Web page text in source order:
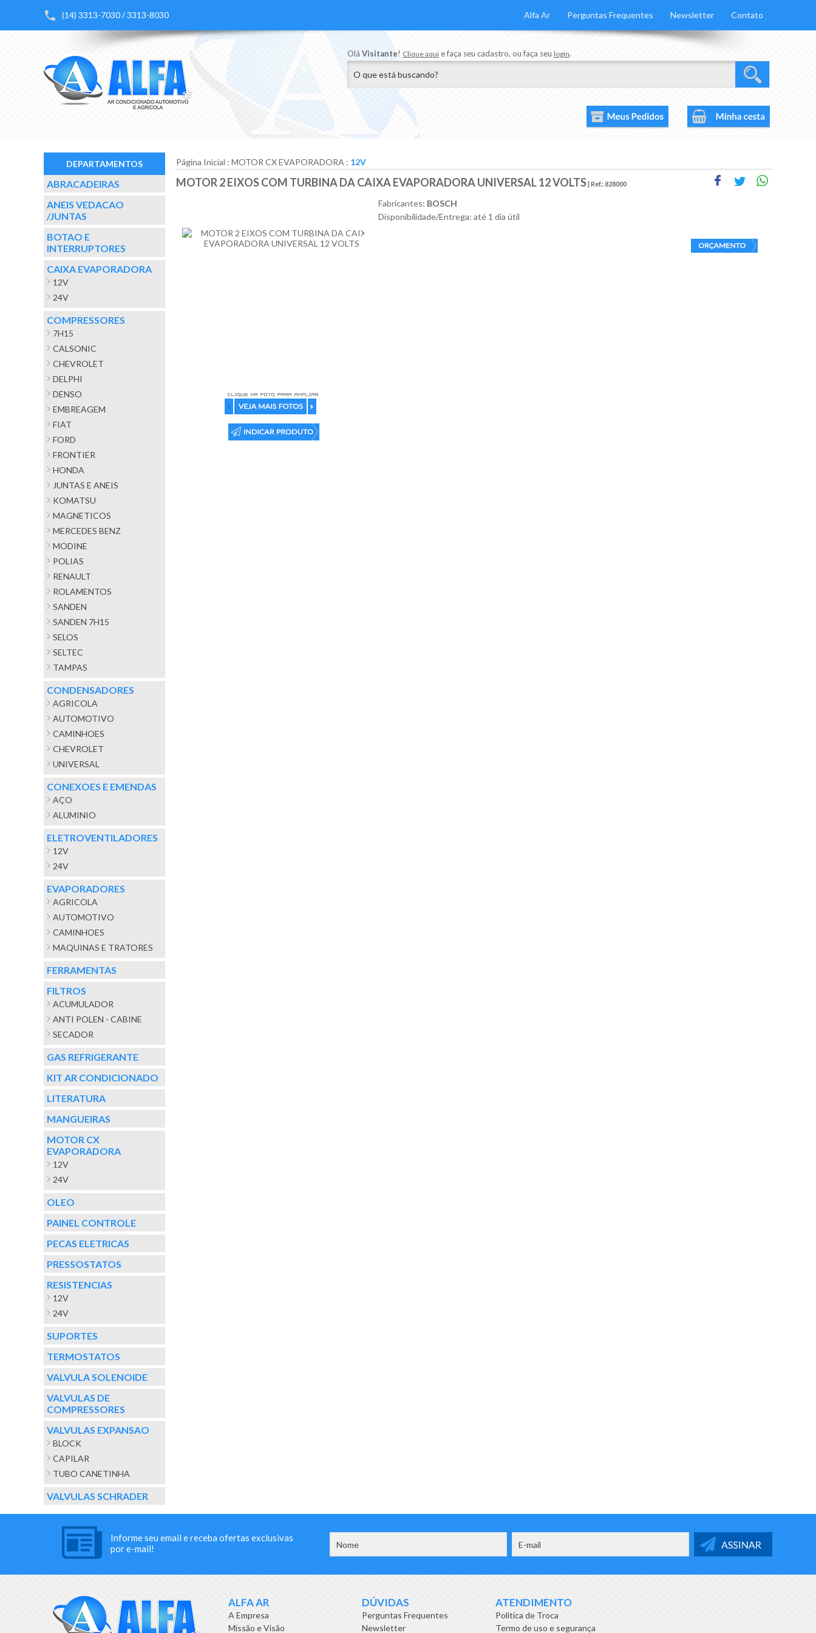
(14) 3313-7030 / 3313-8030 Alfa Ar Perguntas Frequentes Newsletter Contato
Olá Visitante! Clique aqui e faça seu cadastro, ou faça seu login.
DEPARTAMENTOS
ABRACADEIRAS
ANEIS VEDACAO
/JUNTAS
BOTAO E
INTERRUPTORES
CAIXA EVAPORADORA
12V
24V
COMPRESSORES
7H15
CALSONIC
CHEVROLET
DELPHI
DENSO
EMBREAGEM
FIAT
FORD
FRONTIER
HONDA
JUNTAS E ANEIS
KOMATSU
MAGNETICOS
MERCEDES BENZ
MODINE
POLIAS
RENAULT
ROLAMENTOS
SANDEN
SANDEN 7H15
SELOS
SELTEC
TAMPAS
CONDENSADORES
AGRICOLA
AUTOMOTIVO
CAMINHOES
CHEVROLET
UNIVERSAL
CONEXOES E EMENDAS
AÇO
ALUMINIO
ELETROVENTILADORES
12V
24V
EVAPORADORES
AGRICOLA
AUTOMOTIVO
CAMINHOES
MAQUINAS E TRATORES
FERRAMENTAS
FILTROS
ACUMULADOR
ANTI POLEN - CABINE
SECADOR
GAS REFRIGERANTE
KIT AR CONDICIONADO
LITERATURA
MANGUEIRAS
MOTOR CX
EVAPORADORA
12V
24V
OLEO
PAINEL CONTROLE
PECAS ELETRICAS
PRESSOSTATOS
RESISTENCIAS
12V
24V
SUPORTES
TERMOSTATOS
VALVULA SOLENOIDE
VALVULAS DE
COMPRESSORES
VALVULAS EXPANSAO
BLOCK
CAPILAR
TUBO CANETINHA
VALVULAS SCHRADER
Página Inicial : MOTOR CX EVAPORADORA : 12V
MOTOR 2 EIXOS COM TURBINA DA CAIXA EVAPORADORA UNIVERSAL 12 VOLTS| Ref.: 828000
Fabricantes: BOSCH
Disponibilidade/Entrega: até 1 dia útil
Informe seu email e receba ofertas exclusivas
por e-mail!
ALFA AR
A Empresa
Missão e Visão
DÚVIDAS
Perguntas Frequentes
Newsletter
ATENDIMENTO
Politica de Troca
Termo de uso e segurança